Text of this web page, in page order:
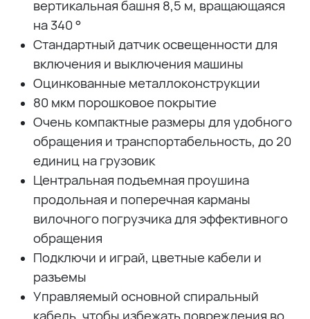
вертикальная башня 8,5 м, вращающаяся
на 340 °
Стандартный датчик освещенности для
включения и выключения машины
Оцинкованные металлоконструкции
80 мкм порошковое покрытие
Очень компактные размеры для удобного
обращения и транспортабельность, до 20
единиц на грузовик
Центральная подъемная проушина
продольная и поперечная карманы
вилочного погрузчика для эффективного
обращения
Подключи и играй, цветные кабели и
разъемы
Управляемый основной спиральный